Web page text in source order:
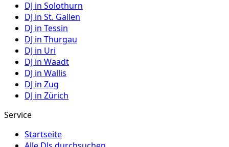
DJ in Solothurn
DJ in St. Gallen
DJ in Tessin
DJ in Thurgau
DJ in Uri
DJ in Waadt
DJ in Wallis
DJ in Zug
DJ in Zürich
Service
Startseite